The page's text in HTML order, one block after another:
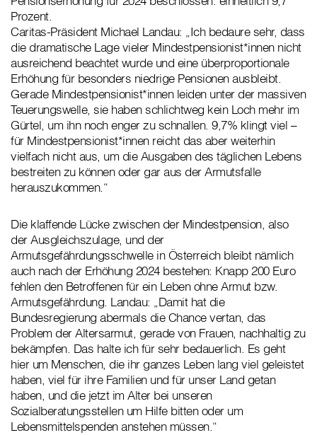
Prozent.
Caritas-Präsident Michael Landau: „Ich bedaure sehr, dass
die dramatische Lage vieler Mindestpensionist*innen nicht
ausreichend beachtet wurde und eine überproportionale
Erhöhung für besonders niedrige Pensionen ausbleibt.
Gerade Mindestpensionist*innen leiden unter der massiven
Teuerungswelle, sie haben schlichtweg kein Loch mehr im
Gürtel, um ihn noch enger zu schnallen. 9,7% klingt viel –
für Mindestpensionist*innen reicht das aber weiterhin
vielfach nicht aus, um die Ausgaben des täglichen Lebens
bestreiten zu können oder gar aus der Armutsfalle
herauszukommen.“
Die klaffende Lücke zwischen der Mindestpension, also
der Ausgleichszulage, und der
Armutsgefährdungsschwelle in Österreich bleibt nämlich
auch nach der Erhöhung 2024 bestehen: Knapp 200 Euro
fehlen den Betroffenen für ein Leben ohne Armut bzw.
Armutsgefährdung. Landau: „Damit hat die
Bundesregierung abermals die Chance vertan, das
Problem der Altersarmut, gerade von Frauen, nachhaltig zu
bekämpfen. Das halte ich für sehr bedauerlich. Es geht
hier um Menschen, die ihr ganzes Leben lang viel geleistet
haben, viel für ihre Familien und für unser Land getan
haben, und die jetzt im Alter bei unseren
Sozialberatungsstellen um Hilfe bitten oder um
Lebensmittelspenden anstehen müssen.“